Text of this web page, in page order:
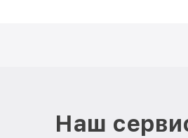
Наш